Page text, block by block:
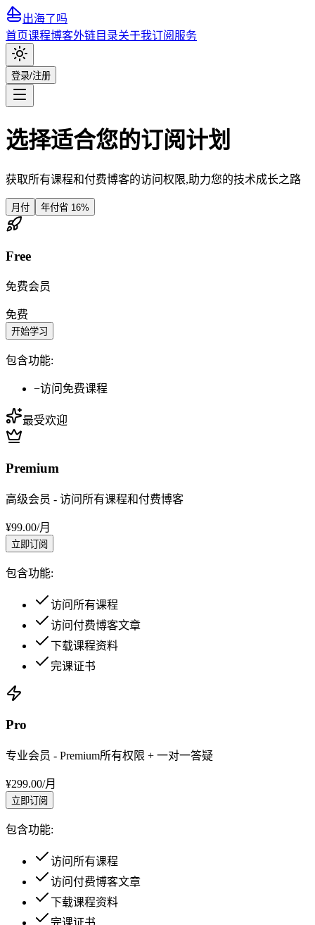
出海了吗
首页课程博客外链目录关于我订阅服务
登录/注册
选择适合您的订阅计划
获取所有课程和付费博客的访问权限,助力您的技术成长之路
月付 年付省 16%
Free
免费会员
免费
开始学习
包含功能:
−访问免费课程
最受欢迎
Premium
高级会员 - 访问所有课程和付费博客
¥99.00/月
立即订阅
包含功能:
访问所有课程
访问付费博客文章
下载课程资料
完课证书
Pro
专业会员 - Premium所有权限 + 一对一答疑
¥299.00/月
立即订阅
包含功能:
访问所有课程
访问付费博客文章
下载课程资料